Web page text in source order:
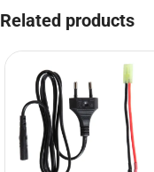
Related products